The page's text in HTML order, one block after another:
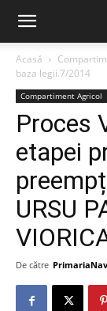
Acasă
baza legii.7/2014
Compartiment Agricol
Proces
etapei
URSU
De către